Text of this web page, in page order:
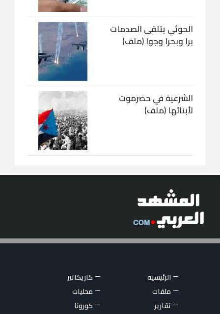
الحوثي يتلقى الصدمات
برا وبحرا وجوا (ملف)
الشرعية في حضرموت
لأبنائها (ملف)
الرئيسية
كاريكاتير
ملفات
محليات
تقارير
كورونا